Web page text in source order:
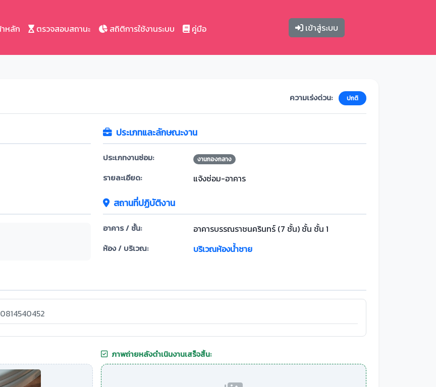
หลัก ตรวจสอบสถานะ สถิติการใช้งานระบบ คู่มือ เข้าสู่ระบบ
ความเร่งด่วน: ปกติ
ประเภทและลักษณะงาน
ประเภทงานซ่อม: งานกองกลาง
รายละเอียด: แจ้งซ่อม-อาคาร
สถานที่ปฏิบัติงาน
อาคาร / ชั้น: อาคารบรรณราชนครินทร์ (7 ชั้น) ชั้น ชั้น 1
ห้อง / บริเวณ: บริเวณห้องน้ำชาย
ภาพถ่ายหลังดำเนินงานเสร็จสิ้น: